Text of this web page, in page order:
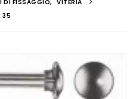
DI FISSAGGIO, VITERIA
35